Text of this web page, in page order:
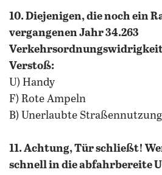
10. Diejenigen, die noch ein
vergangenen Jahr 34.263
Verstoß:
U) Handy
F) Rote Ampeln
B) Unerlaubte Straßennutzung
11. Achtung, Tür schließt!
schnell in die abfahrbereite